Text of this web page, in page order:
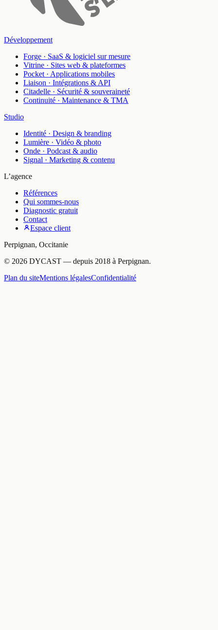
Développement
Forge · SaaS & logiciel sur mesure
Vitrine · Sites web & plateformes
Pocket · Applications mobiles
Liaison · Intégrations & API
Citadelle · Sécurité & souveraineté
Continuité · Maintenance & TMA
Studio
Identité · Design & branding
Lumière · Vidéo & photo
Onde · Podcast & audio
Signal · Marketing & contenu
L’agence
Références
Qui sommes-nous
Diagnostic gratuit
Contact
Espace client
Perpignan, Occitanie
© 2026 DYCAST — depuis 2018 à Perpignan.
Plan du siteMentions légalesConfidentialité